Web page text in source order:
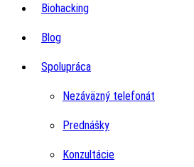
Biohacking
Blog
Spolupráca
Nezáväzný telefonát
Prednášky
Konzultácie